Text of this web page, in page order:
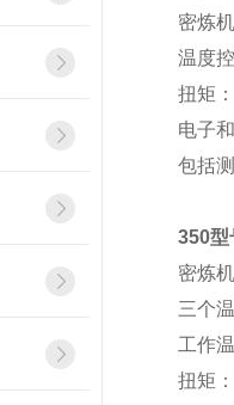
密炼
温度
扭矩
电子
包括
350型
密炼
三个
工作
扭矩